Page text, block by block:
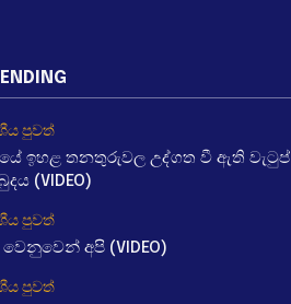
පුවත්
ඉහළ තනතුරුවල උද්ගත වී ඇති වැටුප්
(VIDEO)
පුවත්
වෙනුවෙන් අපි (VIDEO)
පුවත්